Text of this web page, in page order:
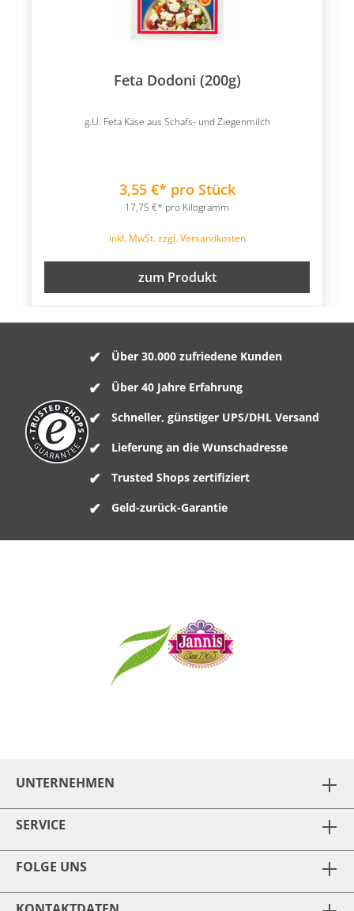
Feta Dodoni (200g)
g.U. Feta Käse aus Schafs- und Ziegenmilch
3,55 €* pro Stück
17,75 €* pro Kilogramm
inkl. MwSt. zzgl. Versandkosten
zum Produkt
Über 30.000 zufriedene Kunden
Über 40 Jahre Erfahrung
Schneller, günstiger UPS/DHL Versand
Lieferung an die Wunschadresse
Trusted Shops zertifiziert
Geld-zurück-Garantie
UNTERNEHMEN
SERVICE
FOLGE UNS